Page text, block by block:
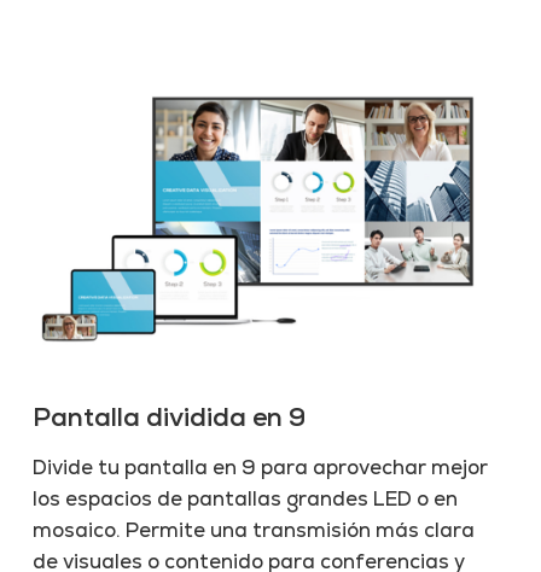
Pantalla dividida en 9
Divide tu pantalla en 9 para aprovechar mejor
los espacios de pantallas grandes LED o en
mosaico. Permite una transmisión más clara
de visuales o contenido para conferencias y